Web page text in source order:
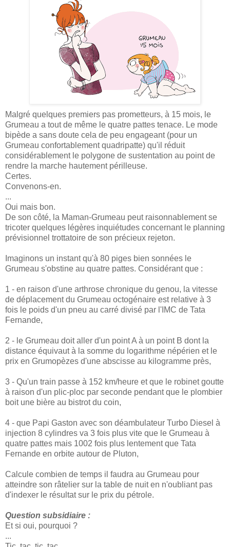
Malgré quelques premiers pas prometteurs, à 15 mois, le
Grumeau a tout de même le quatre pattes tenace. Le mode
bipède a sans doute cela de peu engageant (pour un
Grumeau confortablement quadripatte) qu'il réduit
considérablement le polygone de sustentation au point de
rendre la marche hautement périlleuse.
Certes.
Convenons-en.
...
Oui mais bon.
De son côté, la Maman-Grumeau peut raisonnablement se
tricoter quelques légères inquiétudes concernant le planning
prévisionnel trottatoire de son précieux rejeton.
Imaginons un instant qu'à 80 piges bien sonnées le
Grumeau s'obstine au quatre pattes. Considérant que :
1 - en raison d'une arthrose chronique du genou, la vitesse
de déplacement du Grumeau octogénaire est relative à 3
fois le poids d'un pneu au carré divisé par l'IMC de Tata
Fernande,
2 - le Grumeau doit aller d'un point A à un point B dont la
distance équivaut à la somme du logarithme népérien et le
prix en Grumopèzes d'une abscisse au kilogramme près,
3 - Qu'un train passe à 152 km/heure et que le robinet goutte
à raison d'un plic-ploc par seconde pendant que le plombier
boit une bière au bistrot du coin,
4 - que Papi Gaston avec son déambulateur Turbo Diesel à
injection 8 cylindres va 3 fois plus vite que le Grumeau à
quatre pattes mais 1002 fois plus lentement que Tata
Fernande en orbite autour de Pluton,
Calcule combien de temps il faudra au Grumeau pour
atteindre son râtelier sur la table de nuit en n'oubliant pas
d'indexer le résultat sur le prix du pétrole.
Question subsidiaire :
Et si oui, pourquoi ?
...